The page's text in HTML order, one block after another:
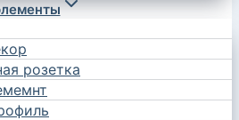
розетка